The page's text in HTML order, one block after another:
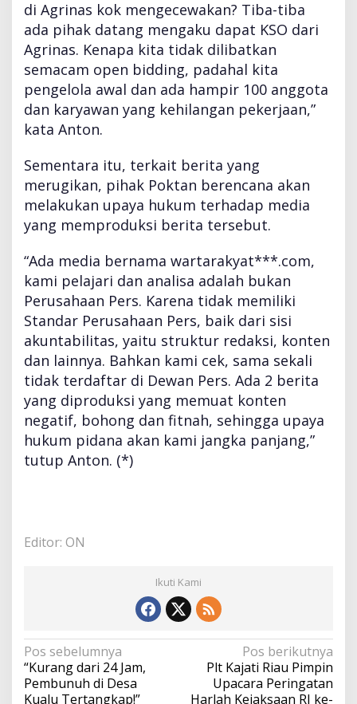
di Agrinas kok mengecewakan? Tiba-tiba
ada pihak datang mengaku dapat KSO dari
Agrinas. Kenapa kita tidak dilibatkan
semacam open bidding, padahal kita
pengelola awal dan ada hampir 100 anggota
dan karyawan yang kehilangan pekerjaan,”
kata Anton.
Sementara itu, terkait berita yang
merugikan, pihak Poktan berencana akan
melakukan upaya hukum terhadap media
yang memproduksi berita tersebut.
“Ada media bernama wartarakyat***.com,
kami pelajari dan analisa adalah bukan
Perusahaan Pers. Karena tidak memiliki
Standar Perusahaan Pers, baik dari sisi
akuntabilitas, yaitu struktur redaksi, konten
dan lainnya. Bahkan kami cek, sama sekali
tidak terdaftar di Dewan Pers. Ada 2 berita
yang diproduksi yang memuat konten
negatif, bohong dan fitnah, sehingga upaya
hukum pidana akan kami jangka panjang,”
tutup Anton. (*)
Editor: ON
Ikuti Kami
N
a
v
i
Pos sebelumnya
“Kurang dari 24 Jam,
Pembunuh di Desa
Kualu Tertangkap!”
Pos berikutnya
Plt Kajati Riau Pimpin
Upacara Peringatan
Harlah Kejaksaan RI ke-